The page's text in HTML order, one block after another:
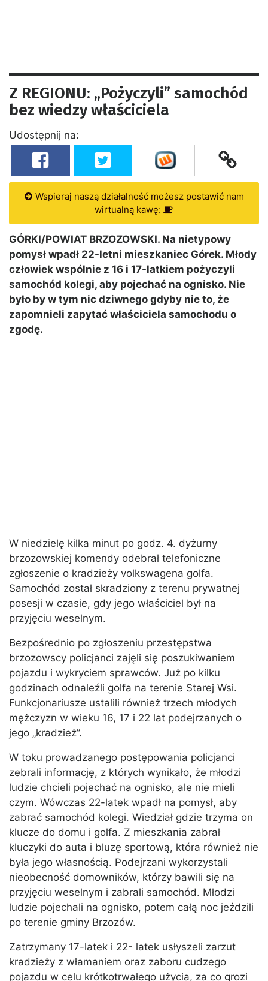
Z REGIONU: „Pożyczyli” samochód
bez wiedzy właściciela
Udostępnij na:
Wspieraj naszą działalność możesz postawić nam
wirtualną kawę:
GÓRKI/POWIAT BRZOZOWSKI. Na nietypowy
pomysł wpadł 22-letni mieszkaniec Górek. Młody
człowiek wspólnie z 16 i 17-latkiem pożyczyli
samochód kolegi, aby pojechać na ognisko. Nie
było by w tym nic dziwnego gdyby nie to, że
zapomnieli zapytać właściciela samochodu o
zgodę.
W niedzielę kilka minut po godz. 4. dyżurny
brzozowskiej komendy odebrał telefoniczne
zgłoszenie o kradzieży volkswagena golfa.
Samochód został skradziony z terenu prywatnej
posesji w czasie, gdy jego właściciel był na
przyjęciu weselnym.
Bezpośrednio po zgłoszeniu przestępstwa
brzozowscy policjanci zajęli się poszukiwaniem
pojazdu i wykryciem sprawców. Już po kilku
godzinach odnaleźli golfa na terenie Starej Wsi.
Funkcjonariusze ustalili również trzech młodych
mężczyzn w wieku 16, 17 i 22 lat podejrzanych o
jego „kradzież”.
W toku prowadzanego postępowania policjanci
zebrali informację, z których wynikało, że młodzi
ludzie chcieli pojechać na ognisko, ale nie mieli
czym. Wówczas 22-latek wpadł na pomysł, aby
zabrać samochód kolegi. Wiedział gdzie trzyma on
klucze do domu i golfa. Z mieszkania zabrał
kluczyki do auta i bluzę sportową, która również nie
była jego własnością. Podejrzani wykorzystali
nieobecność domowników, którzy bawili się na
przyjęciu weselnym i zabrali samochód. Młodzi
ludzie pojechali na ognisko, potem całą noc jeździli
po terenie gminy Brzozów.
Zatrzymany 17-latek i 22- latek usłyszeli zarzut
kradzieży z włamaniem oraz zaboru cudzego
pojazdu w celu krótkotrwałego użycia, za co grozi